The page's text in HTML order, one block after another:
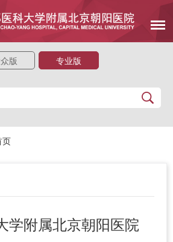
版 专业版
页
学附属北京朝阳医院